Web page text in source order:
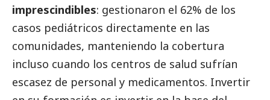
imprescindibles: gestionaron el 62% de los
casos pediátricos directamente en las
comunidades, manteniendo la cobertura
incluso cuando los centros de salud sufrían
escasez de personal y medicamentos. Invertir